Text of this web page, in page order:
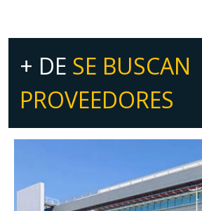
+ DE SE BUSCAN
PROVEEDORES